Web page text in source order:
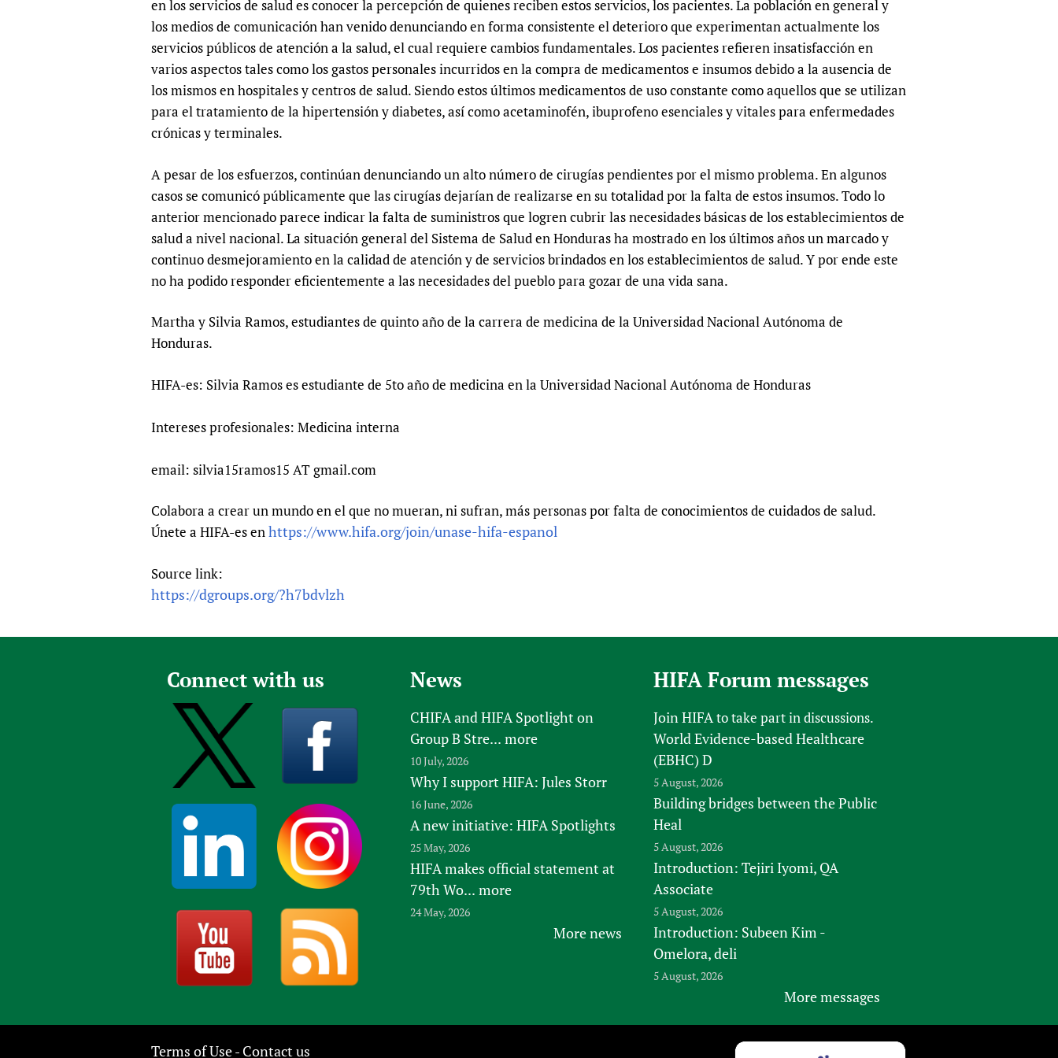
Publications
Prescribers and users of medicines
Evaluating Impact
Mobile HIFA (mHIFA)
Essential Health Services and COVID-19
Family Planning
Health Partnerships
Learning for Quality Health Services
Newborn Care
en los servicios de salud es conocer la percepción de quienes reciben estos servicios, los pacientes. La población en general y
los medios de comunicación han venido denunciando en forma consistente el deterioro que experimentan actualmente los
servicios públicos de atención a la salud, el cual requiere cambios fundamentales. Los pacientes refieren insatisfacción en
varios aspectos tales como los gastos personales incurridos en la compra de medicamentos e insumos debido a la ausencia de
los mismos en hospitales y centros de salud. Siendo estos últimos medicamentos de uso constante como aquellos que se utilizan
para el tratamiento de la hipertensión y diabetes, así como acetaminofén, ibuprofeno esenciales y vitales para enfermedades
crónicas y terminales.
A pesar de los esfuerzos, continúan denunciando un alto número de cirugías pendientes por el mismo problema. En algunos
casos se comunicó públicamente que las cirugías dejarían de realizarse en su totalidad por la falta de estos insumos. Todo lo
anterior mencionado parece indicar la falta de suministros que logren cubrir las necesidades básicas de los establecimientos de
salud a nivel nacional. La situación general del Sistema de Salud en Honduras ha mostrado en los últimos años un marcado y
continuo desmejoramiento en la calidad de atención y de servicios brindados en los establecimientos de salud. Y por ende este
no ha podido responder eficientemente a las necesidades del pueblo para gozar de una vida sana.
Martha y Silvia Ramos, estudiantes de quinto año de la carrera de medicina de la Universidad Nacional Autónoma de
Honduras.
HIFA-es: Silvia Ramos es estudiante de 5to año de medicina en la Universidad Nacional Autónoma de Honduras
Intereses profesionales: Medicina interna
email: silvia15ramos15 AT gmail.com
Colabora a crear un mundo en el que no mueran, ni sufran, más personas por falta de conocimientos de cuidados de salud.
Únete a HIFA-es enhttps://www.hifa.org/join/unase-hifa-espanol
Source link:
https://dgroups.org/?h7bdvlzh
Connect with us News
CHIFA and HIFA Spotlight on
Group B Stre... more
10 July, 2026
Why I support HIFA: Jules Storr
16 June, 2026
A new initiative: HIFA Spotlights
25 May, 2026
HIFA makes official statement at
79th Wo... more
24 May, 2026
More news
HIFA Forum messages
Join HIFAto take part in discussions.
World Evidence-based Healthcare
(EBHC) D
5 August, 2026
Building bridges between the Public
Heal
5 August, 2026
Introduction: Tejiri Iyomi, QA
Associate
5 August, 2026
Introduction: Subeen Kim -
Omelora, deli
5 August, 2026
More messages
Terms of Use- Contact us